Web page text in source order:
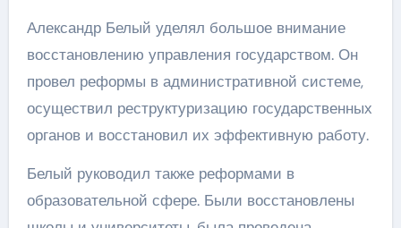
Александр Белый уделял большое внимание
восстановлению управления государством. Он
провел реформы в административной системе,
осуществил реструктуризацию государственных
органов и восстановил их эффективную работу.
Белый руководил также реформами в
образовательной сфере. Были восстановлены